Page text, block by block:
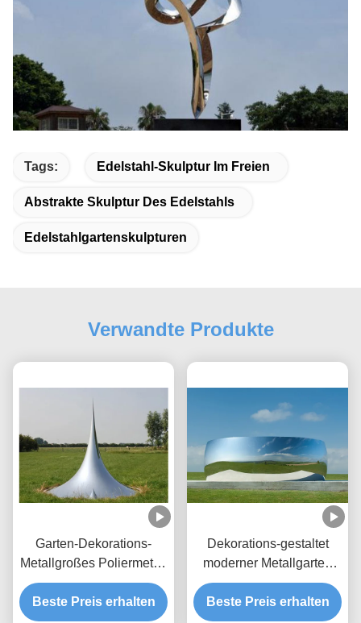
Tags: Edelstahl-Skulptur Im Freien
Abstrakte Skulptur Des Edelstahls
Edelstahlgartenskulpturen
Verwandte Produkte
Garten-Dekorations-
Metallgroßes Poliermetall
im Freien gestaltet
Tropfen-Skulptur
Beste Preis erhalten
Dekorations-gestaltet
moderner Metallgarten
Polieredelstahl-Spiegel
Beste Preis erhalten